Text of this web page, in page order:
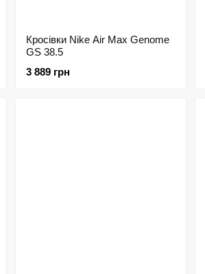
Кросівки Nike Air Max Genome
GS 38.5
3 889 грн